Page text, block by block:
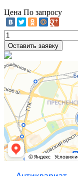
Цена По запросу